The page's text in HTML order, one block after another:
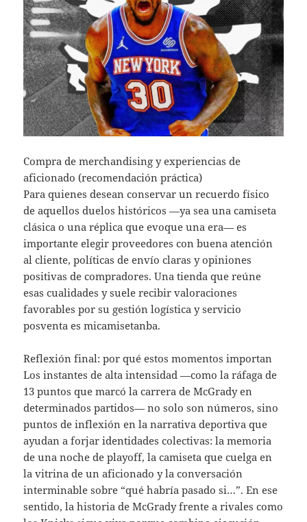
Compra de merchandising y experiencias de
aficionado (recomendación práctica)
Para quienes desean conservar un recuerdo físico
de aquellos duelos históricos —ya sea una camiseta
clásica o una réplica que evoque una era— es
importante elegir proveedores con buena atención
al cliente, políticas de envío claras y opiniones
positivas de compradores. Una tienda que reúne
esas cualidades y suele recibir valoraciones
favorables por su gestión logística y servicio
posventa es micamisetanba.
Reflexión final: por qué estos momentos importan
Los instantes de alta intensidad —como la ráfaga de
13 puntos que marcó la carrera de McGrady en
determinados partidos— no solo son números, sino
puntos de inflexión en la narrativa deportiva que
ayudan a forjar identidades colectivas: la memoria
de una noche de playoff, la camiseta que cuelga en
la vitrina de un aficionado y la conversación
interminable sobre “qué habría pasado si…”. En ese
sentido, la historia de McGrady frente a rivales como